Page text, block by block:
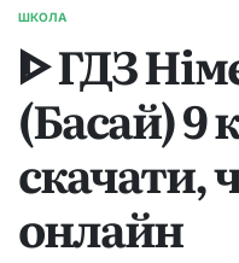
ОПУБЛІКУВАТИ
ШКОЛА
ᐈ ГДЗ
(Басай) 9
скачати,
онлайн